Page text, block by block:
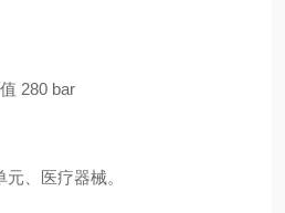
280 bar
、医疗器械。